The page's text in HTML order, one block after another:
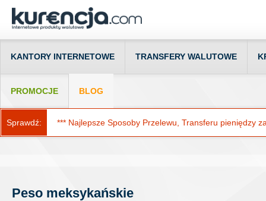
KANTORY INTERNETOWE TRANSFERY WALUTOWE
PROMOCJE BLOG
Sprawdź: *** Najlepsze Sposoby Przelewu, Transferu pieniędzy
Peso meksykańskie